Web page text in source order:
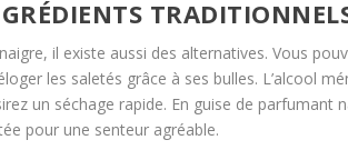
il existe aussi des alternatives. Vous
les saletés grâce à ses bulles. L’alcool
un séchage rapide. En guise de parfumant
pour une senteur agréable.